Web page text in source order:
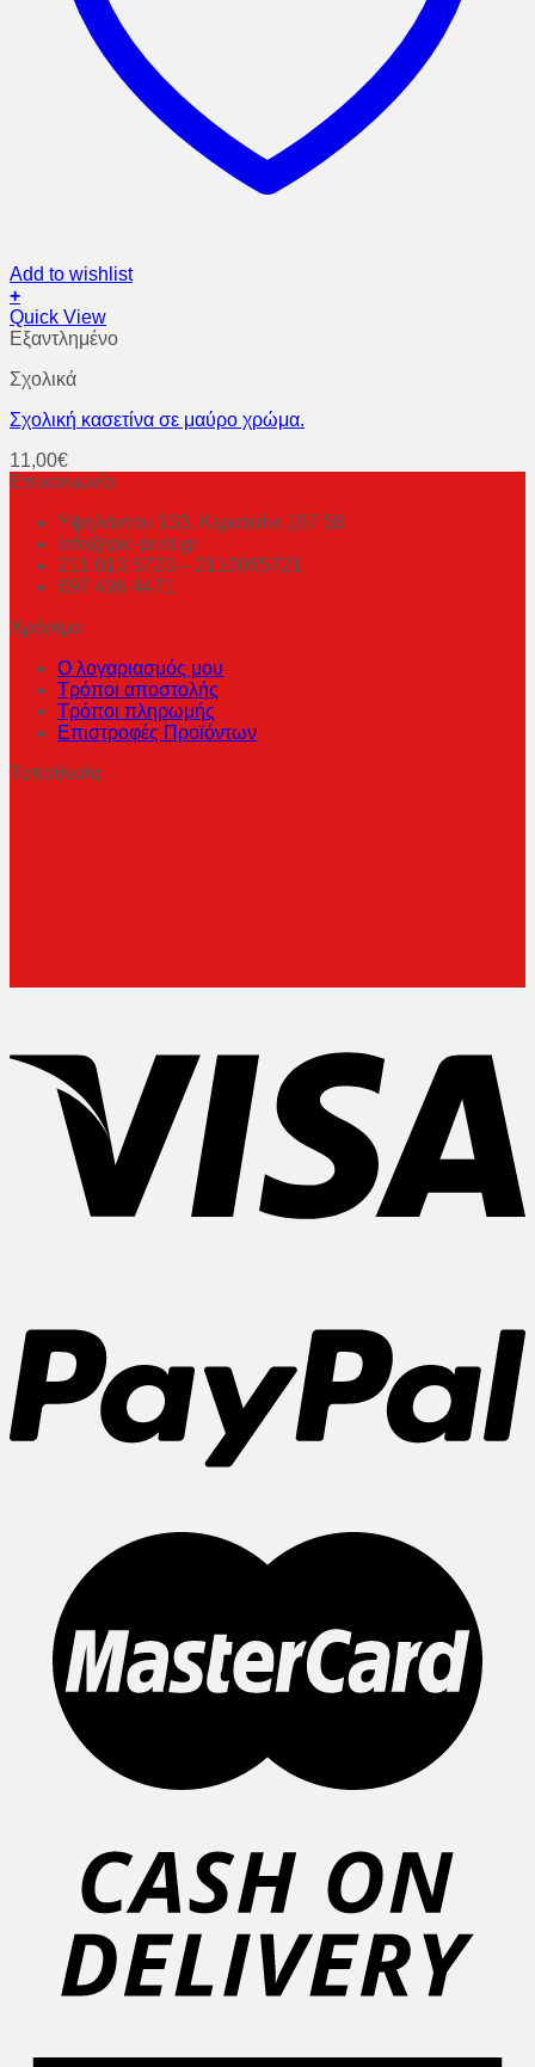
Add to wishlist
+
Quick View
Εξαντλημένο
Σχολικά
Σχολική κασετίνα σε μαύρο χρώμα.
11,00€
Επικοινωνία
Υψηλάντου 133, Κερατσίνι 187 58
info@pic-print.gr
211 013 5723 – 2110065721
697 496 4471
Χρήσιμα
Ο λογαριασμός μου
Τρόποι αποστολής
Τρόποι πληρωμής
Επιστροφές Προϊόντων
Τοποθεσία